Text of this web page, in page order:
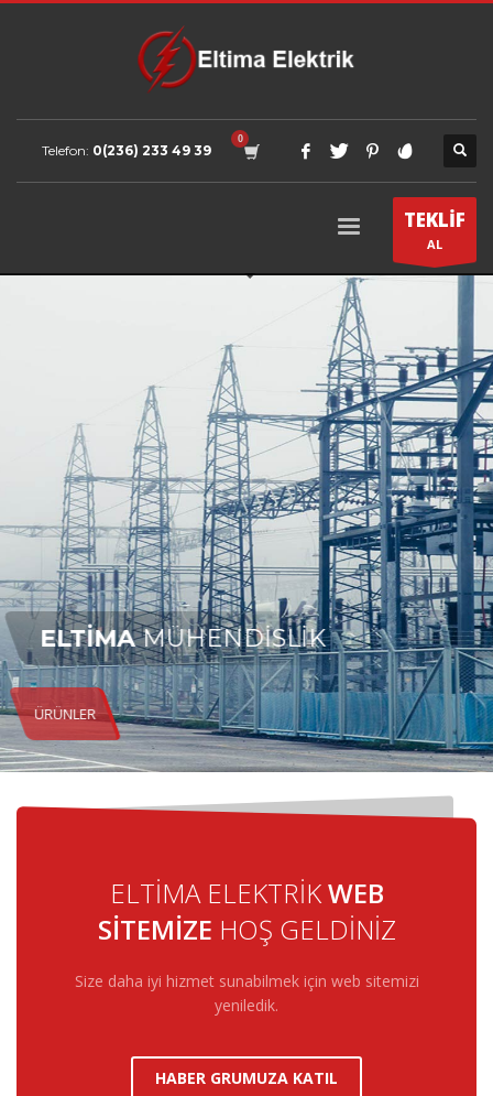
Telefon: 0(236) 233 49 39
TEKLİF
AL
ELTİMAMÜHENDİSLİK
ÜRÜNLER
ELTİMA ELEKTRİKWEB
SİTEMİZE HOŞ GELDİNİZ
Size daha iyi hizmet sunabilmek için web sitemizi
yeniledik.
HABER GRUMUZA KATIL